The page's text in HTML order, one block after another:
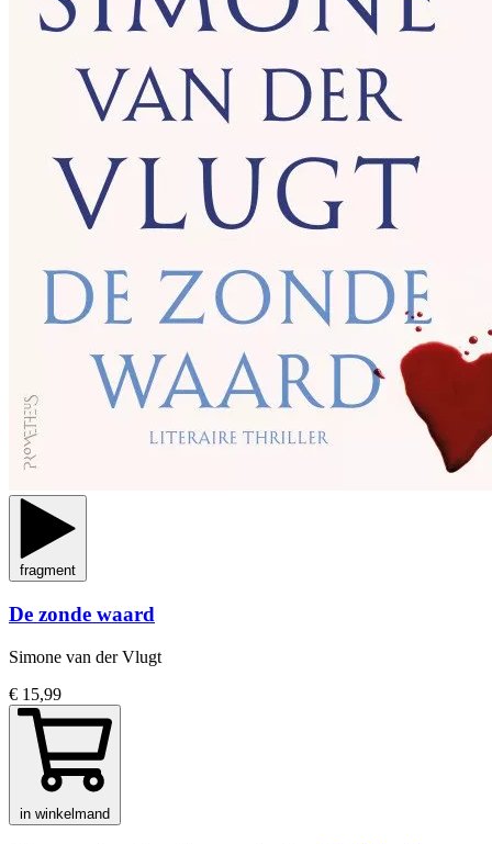
fragment
De zonde waard
Simone van der Vlugt
€ 15,99
in winkelmand